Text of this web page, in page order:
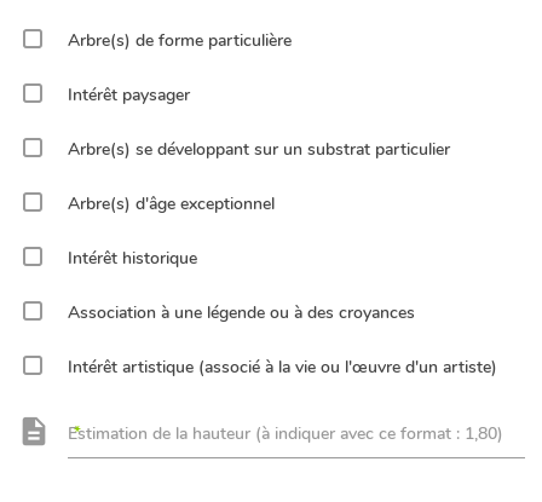
Arbre(s) de forme particulière
Intérêt paysager
Arbre(s) se développant sur un substrat particulier
Arbre(s) d'âge exceptionnel
Intérêt historique
Association à une légende ou à des croyances
Intérêt artistique (associé à la vie ou l'œuvre d'un artiste)
Estimation de la hauteur (à indiquer avec ce format : 1,80)